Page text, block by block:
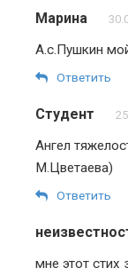
Марина
А.с.Пушкин
Ответить
Студент
Ангел
М.Цветаева)
Ответить
мне этот